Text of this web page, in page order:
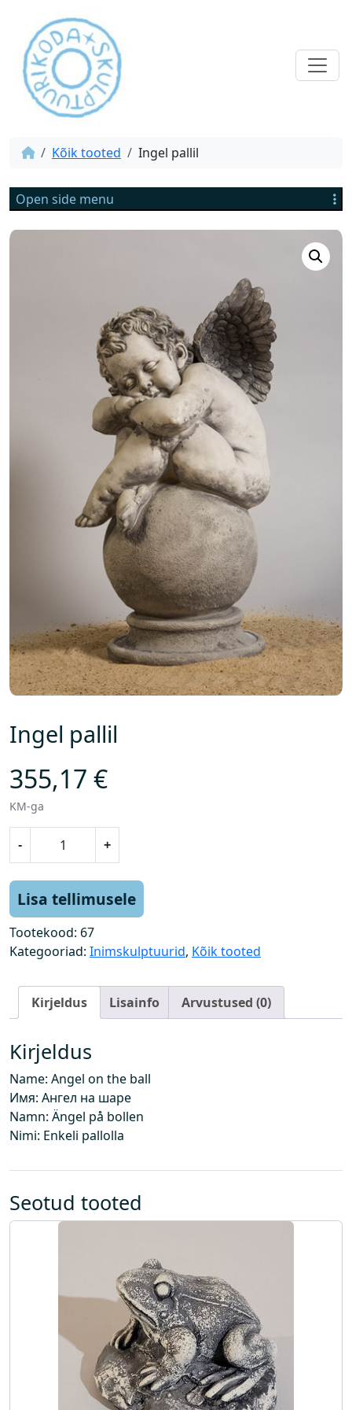
Kõik tooted Ingel pallil
Open side menu
Ingel pallil
355,17 €
KM-ga
-
l
p
a
l
k
o
g
u
s
+
Lisa tellimusele
Tootekood: 67
Kategooriad: Inimskulptuurid, Kõik tooted
Kirjeldus Lisainfo Arvustused (0)
Kirjeldus
Name: Angel on the ball
Имя: Ангел на шаре
Namn: Ängel på bollen
Nimi: Enkeli pallolla
Seotud tooted